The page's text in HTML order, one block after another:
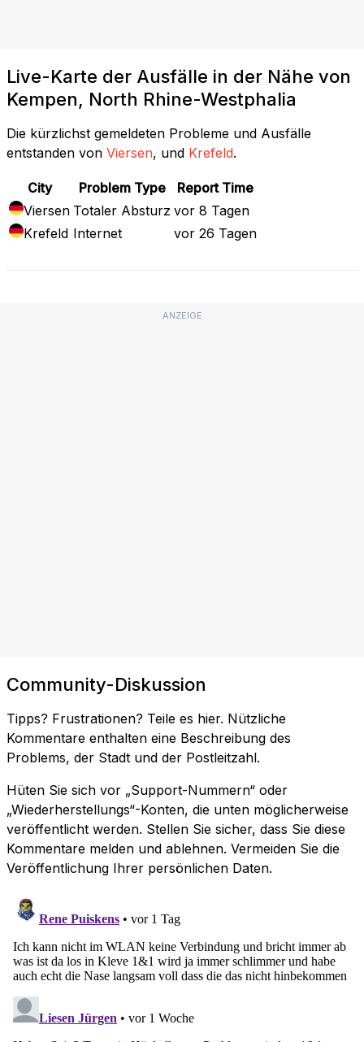
Live-Karte der Ausfälle in der Nähe von
Kempen, North Rhine-Westphalia
Die kürzlichst gemeldeten Probleme und Ausfälle
entstanden von Viersen, und Krefeld.
City Problem Type
Report Time
Viersen Totaler Absturz vor 8 Tagen
Krefeld Internet vor 26 Tagen
ANZEIGE
Community-Diskussion
Tipps? Frustrationen? Teile es hier. Nützliche
Kommentare enthalten eine Beschreibung des
Problems, der Stadt und der Postleitzahl.
Hüten Sie sich vor „Support-Nummern“ oder
„Wiederherstellungs“-Konten, die unten möglicherweise
veröffentlicht werden. Stellen Sie sicher, dass Sie diese
Kommentare melden und ablehnen. Vermeiden Sie die
Veröffentlichung Ihrer persönlichen Daten.